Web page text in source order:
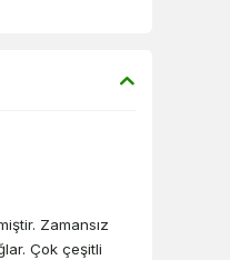
Zamansız
Çok çeşitli